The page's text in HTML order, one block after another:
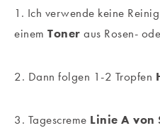
1. Ich verwende keine
einem Toner aus Rosen-
2. Dann folgen 1-2 Tropfen
3. Tagescreme Linie A von